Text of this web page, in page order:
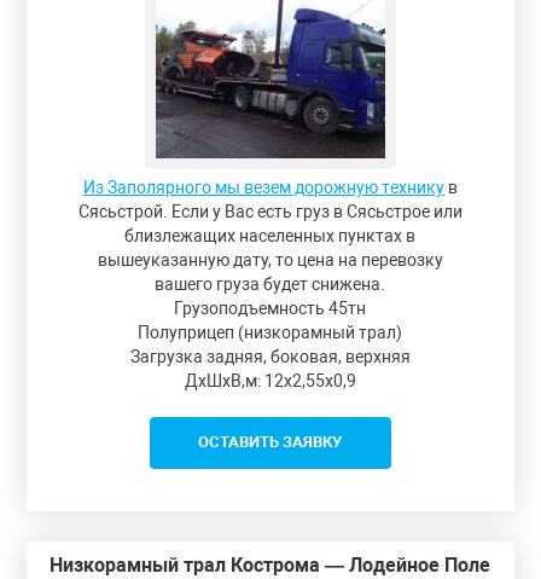
Из Заполярного мы везем дорожную техникув
Сясьстрой. Если у Вас есть груз в Сясьстрое или
близлежащих населенных пунктах в
вышеуказанную дату, то цена на перевозку
вашего груза будет снижена.
Грузоподъемность 45тн
Полуприцеп (низкорамный трал)
Загрузка задняя, боковая, верхняя
ДxШxВ,м: 12x2,55x0,9
ОСТАВИТЬ ЗАЯВКУ
Низкорамный трал Кострома — Лодейное Поле